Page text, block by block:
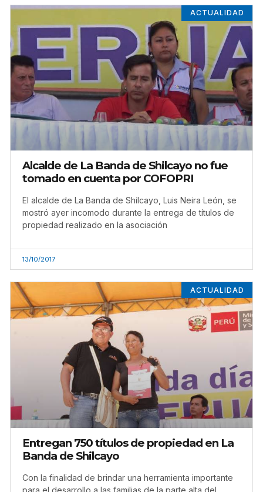
ACTUALIDAD
Alcalde de La Banda de Shilcayo no fue
tomado en cuenta por COFOPRI
El alcalde de La Banda de Shilcayo, Luis Neira León, se
mostró ayer incomodo durante la entrega de títulos de
propiedad realizado en la asociación
13/10/2017
ACTUALIDAD
Entregan 750 títulos de propiedad en La
Banda de Shilcayo
Con la finalidad de brindar una herramienta importante
para el desarrollo a las familias de la parte alta del